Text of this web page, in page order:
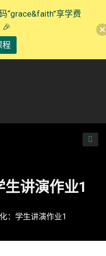
讲演作业1
：学生讲演作业1
“grace&faith”享学费
🎉
程